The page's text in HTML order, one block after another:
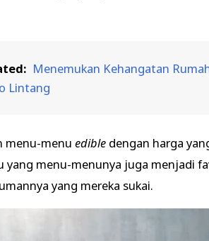
Menemukan Kehangatan
Lintang
menu-menu edible dengan harga
yang menu-menunya juga menjadi
yang mereka sukai.